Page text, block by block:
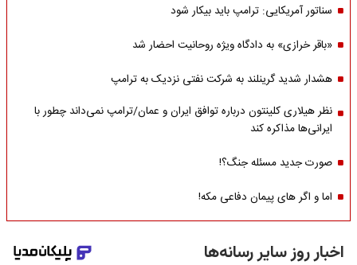
سناتور آمریکایی: ترامپ باید بیکار شود
«باقر خرازی» به دادگاه ویژه روحانیت احضار شد
هشدار شدید گرینلند به شرکت نفتی نزدیک به ترامپ
نظر هیلاری کلینتون درباره توافق ایران و عمان/ترامپ نمی‌داند چطور با
ایرانی‌ها مذاکره کند
صورت جدید مسئله جنگ؟!
اما و اگر های پیمان دفاعی مکه!